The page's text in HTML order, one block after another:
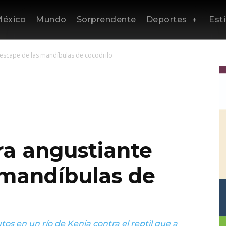
Mundo Sorprendente Deportes
de las mandíbulas de cocodrilo
angustiante
de
en un río de Kenia contra el reptil que a